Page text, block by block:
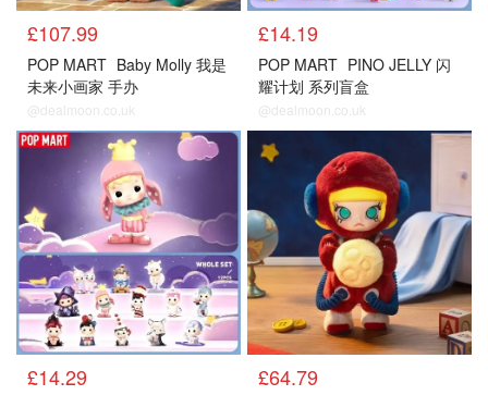
£107.99
POP MART Baby Molly 我是
未来小画家 手办
@dealmoon.co.uk
£14.19
POP MART PINO JELLY 闪
耀计划 系列盲盒
@dealmoon.co.uk
£14.29 £64.79